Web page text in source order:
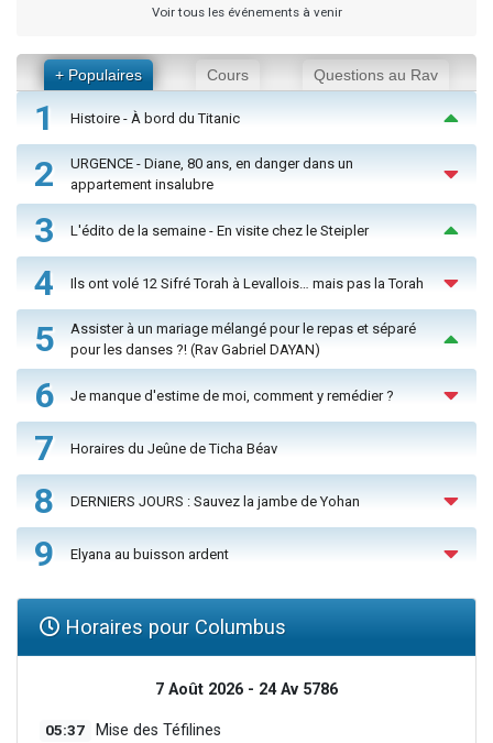
Voir tous les événements à venir
+ Populaires Cours Questions au Rav
1 Histoire - À bord du Titanic
2
URGENCE - Diane, 80 ans, en danger dans un
appartement insalubre
3 L'édito de la semaine - En visite chez le Steipler
4 Ils ont volé 12 Sifré Torah à Levallois… mais pas la Torah
5
Assister à un mariage mélangé pour le repas et séparé
pour les danses ?! (Rav Gabriel DAYAN)
6 Je manque d'estime de moi, comment y remédier ?
7 Horaires du Jeûne de Ticha Béav
8 DERNIERS JOURS : Sauvez la jambe de Yohan
9 Elyana au buisson ardent
Horaires pour Columbus
7 Août 2026 - 24 Av 5786
05:37 Mise des Téfilines